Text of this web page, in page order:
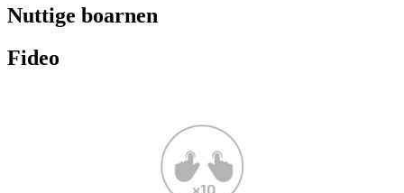
Nuttige boarnen
Fideo